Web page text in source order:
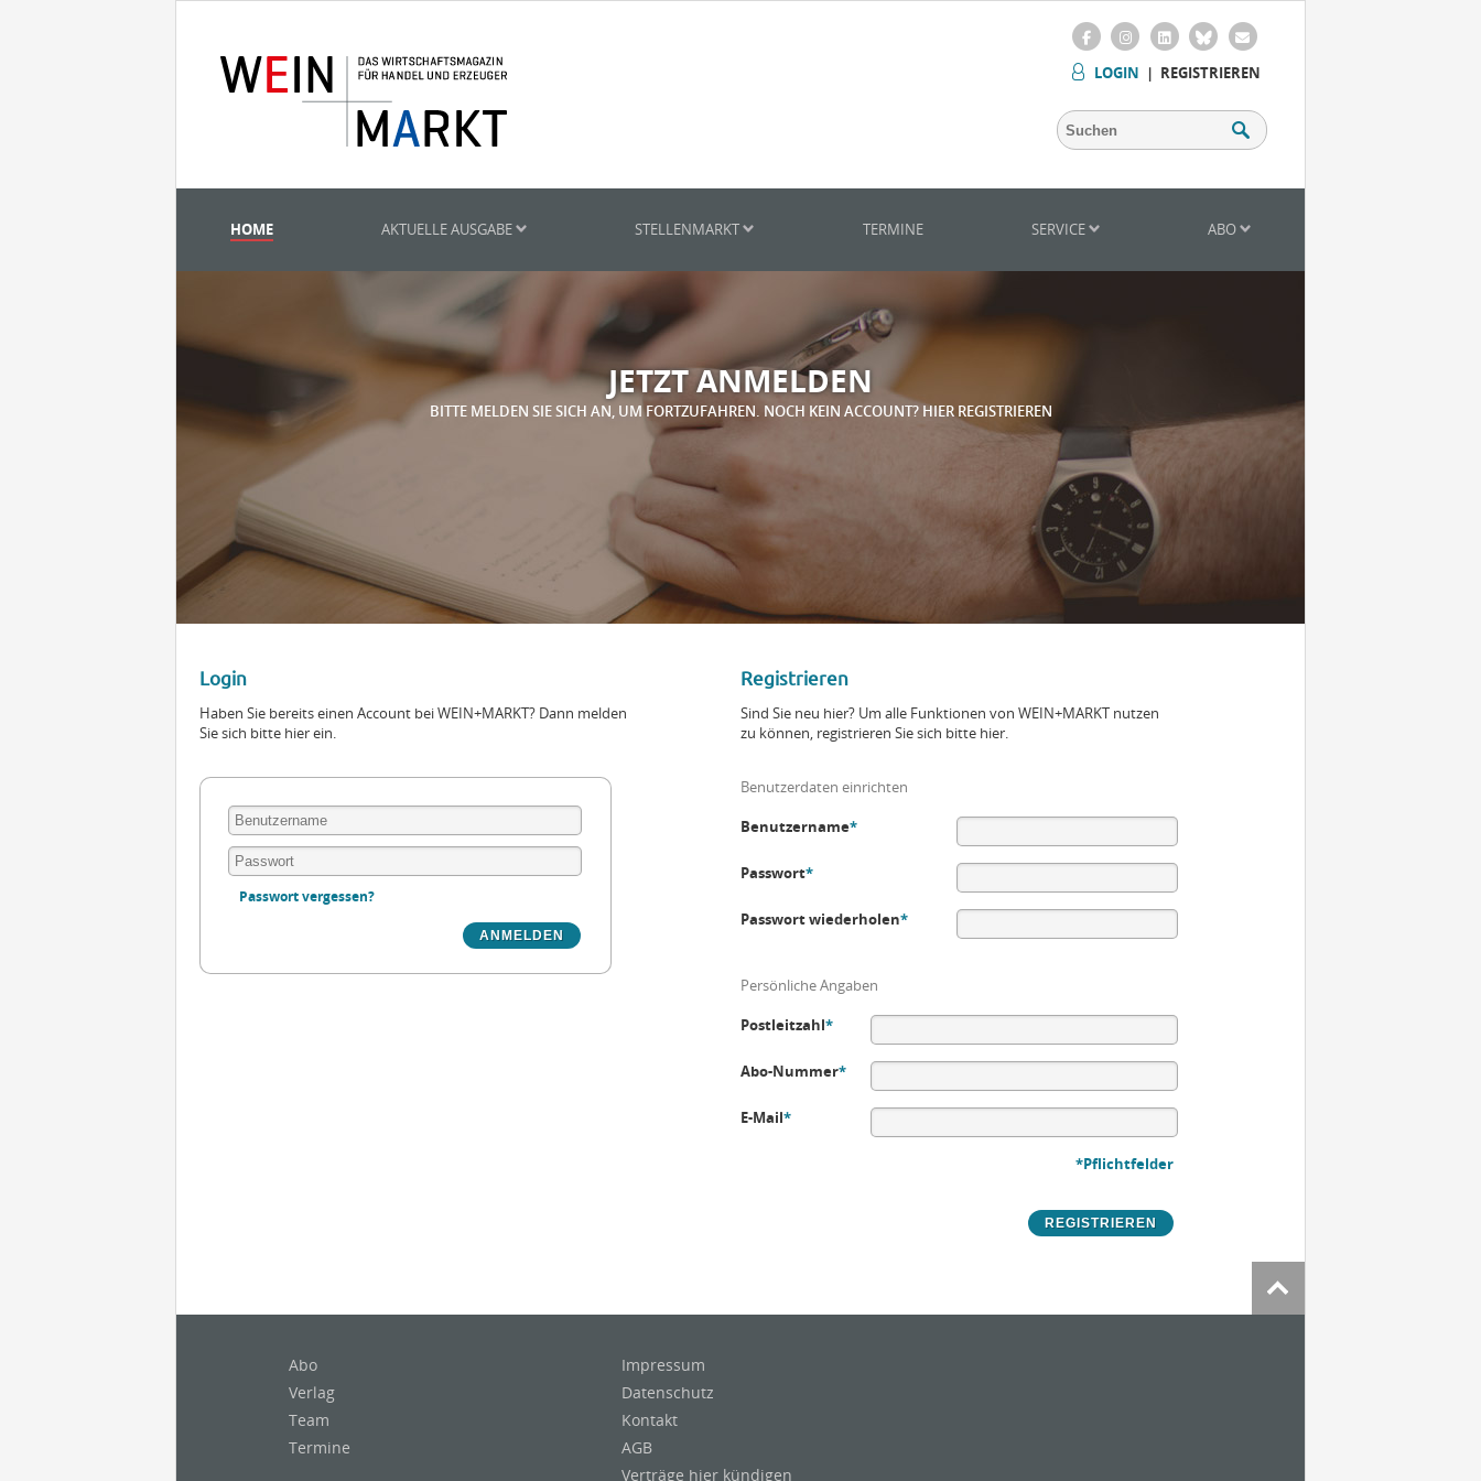
LOGIN | REGISTRIEREN
HOME AKTUELLE AUSGABE STELLENMARKT TERMINE SERVICE ABO
JETZT ANMELDEN
BITTE MELDEN SIE SICH AN, UM FORTZUFAHREN. NOCH KEIN ACCOUNT? HIER REGISTRIEREN
Login
Haben Sie bereits einen Account bei WEIN+MARKT? Dann melden
Sie sich bitte hier ein.
Passwort vergessen?
Registrieren
Sind Sie neu hier? Um alle Funktionen von WEIN+MARKT nutzen
zu können, registrieren Sie sich bitte hier.
Benutzerdaten einrichten
Benutzername*
Passwort*
Passwort wiederholen*
Persönliche Angaben
Postleitzahl*
Abo-Nummer*
E-Mail*
*Pflichtfelder
Abo
Verlag
Team
Termine
Impressum
Datenschutz
Kontakt
AGB
Verträge hier kündigen